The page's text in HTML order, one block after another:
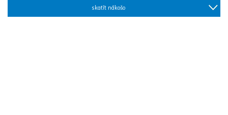
skatīt nākošo